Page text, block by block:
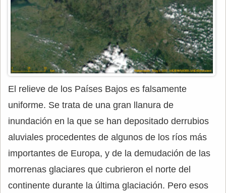
El relieve de los Países Bajos es falsamente
uniforme. Se trata de una gran llanura de
inundación en la que se han depositado derrubios
aluviales procedentes de algunos de los ríos más
importantes de Europa, y de la demudación de las
morrenas glaciares que cubrieron el norte del
continente durante la última glaciación. Pero esos